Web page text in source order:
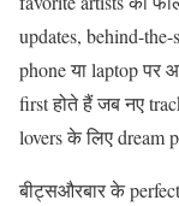
updates, behind-
phone या laptop
first होते हैं जब नए
lovers के लिए dream
बीट्सऔरबार के